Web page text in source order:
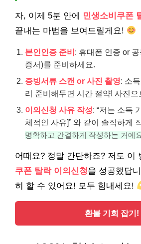
자, 이제 5분 안에 민생소비쿠폰
끝내는 마법을 보여드릴게요!
본인인증 준비: 휴대폰 인증 or
증서)를 준비하세요.
증빙서류 스캔 or 사진 촬영: 소
리 준비해두면 시간 절약! 사진
이의신청 사유 작성: “저는 소득
체적인 사유]” 와 같이 솔직하게
명확하고 간결하게 작성하는 거예
어때요? 정말 간단하죠? 저도 이
쿠폰 탈락 이의신청을 성공했답
히 할 수 있어요! 모두 힘내세요!
환불 기회 잡기!